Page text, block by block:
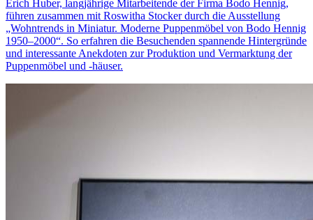
Erich Huber, langjährige Mitarbeitende der Firma Bodo Hennig,
führen zusammen mit Roswitha Stocker durch die Ausstellung
„Wohntrends in Miniatur. Moderne Puppenmöbel von Bodo Hennig
1950–2000“. So erfahren die Besuchenden spannende Hintergründe
und interessante Anekdoten zur Produktion und Vermarktung der
Puppenmöbel und -häuser.